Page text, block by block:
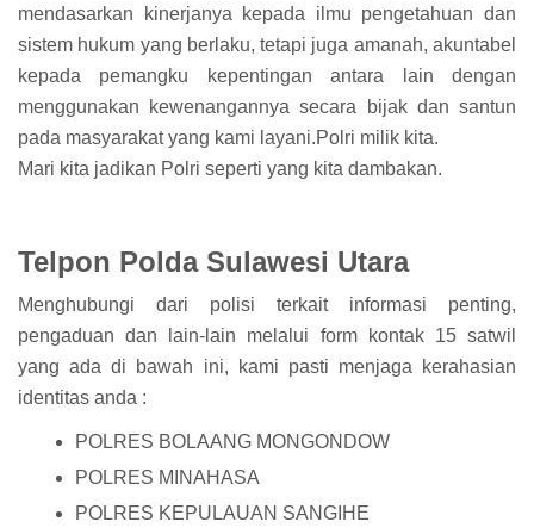
mendasarkan kinerjanya kepada ilmu pengetahuan dan
sistem hukum yang berlaku, tetapi juga amanah, akuntabel
kepada pemangku kepentingan antara lain dengan
menggunakan kewenangannya secara bijak dan santun
pada masyarakat yang kami layani.Polri milik kita.
Mari kita jadikan Polri seperti yang kita dambakan.
Telpon Polda Sulawesi Utara
Menghubungi dari polisi terkait informasi penting,
pengaduan dan lain-lain melalui form kontak 15 satwil
yang ada di bawah ini, kami pasti menjaga kerahasian
identitas anda :
POLRES BOLAANG MONGONDOW
POLRES MINAHASA
POLRES KEPULAUAN SANGIHE